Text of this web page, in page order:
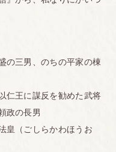
三男、のちの平家の棟
王に謀反を勧めた武将
政の長男
皇（ごしらかわほうお